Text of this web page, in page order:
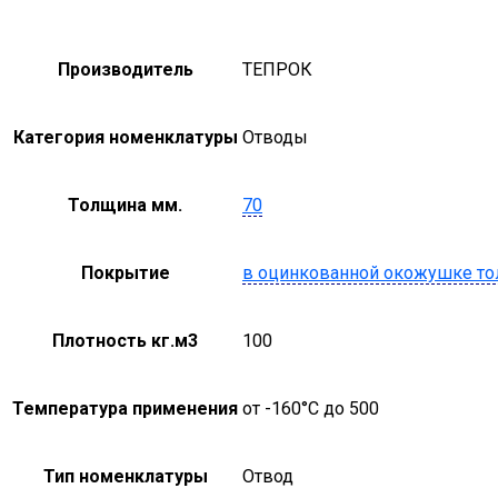
Производитель ТЕПРОК
Категория номенклатуры Отводы
Толщина мм. 70
Покрытие в оцинкованной окожушке
Плотность кг.м3 100
Температура применения от -160°С до 500
Тип номенклатуры Отвод